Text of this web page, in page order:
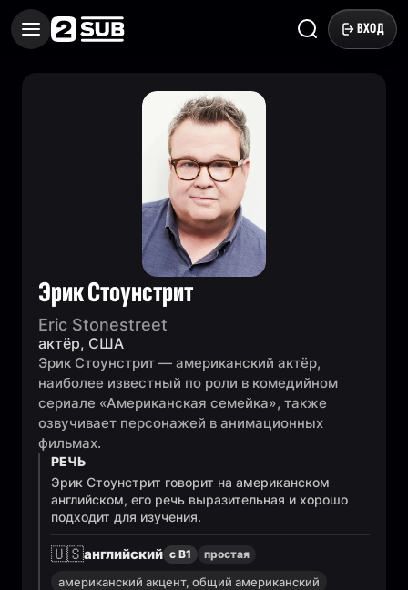
ВХОД
Эрик Стоунстрит
Eric Stonestreet
актёр, США
Эрик Стоунстрит — американский актёр,
наиболее известный по роли в комедийном
сериале «Американская семейка», также
озвучивает персонажей в анимационных
фильмах.
РЕЧЬ
Эрик Стоунстрит говорит на американском
английском, его речь выразительная и хорошо
подходит для изучения.
🇺🇸английский с B1 простая
американский акцент, общий американский